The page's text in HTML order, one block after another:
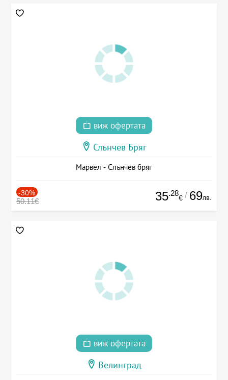
виж офертата
Слънчев Бряг
Марвел - Слънчев бряг
-30%
50.11€ 35.28
€ / 69лв.
виж офертата
Велинград